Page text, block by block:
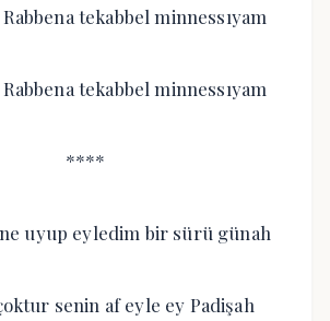
tekabbel minnessıyam
tekabbel minnessıyam
****
uyup eyledim bir sürü günah
senin af eyle ey Padişah